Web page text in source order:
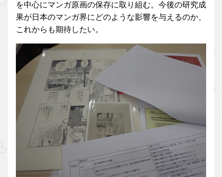
を中心にマンガ原画の保存に取り組む。今後の研究成
果が日本のマンガ界にどのような影響を与えるのか、
これからも期待したい。